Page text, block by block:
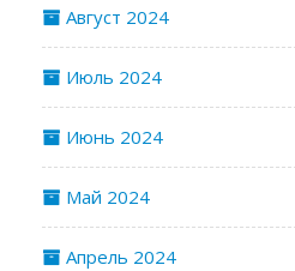
Август 2024
Июль 2024
Июнь 2024
Май 2024
Апрель 2024